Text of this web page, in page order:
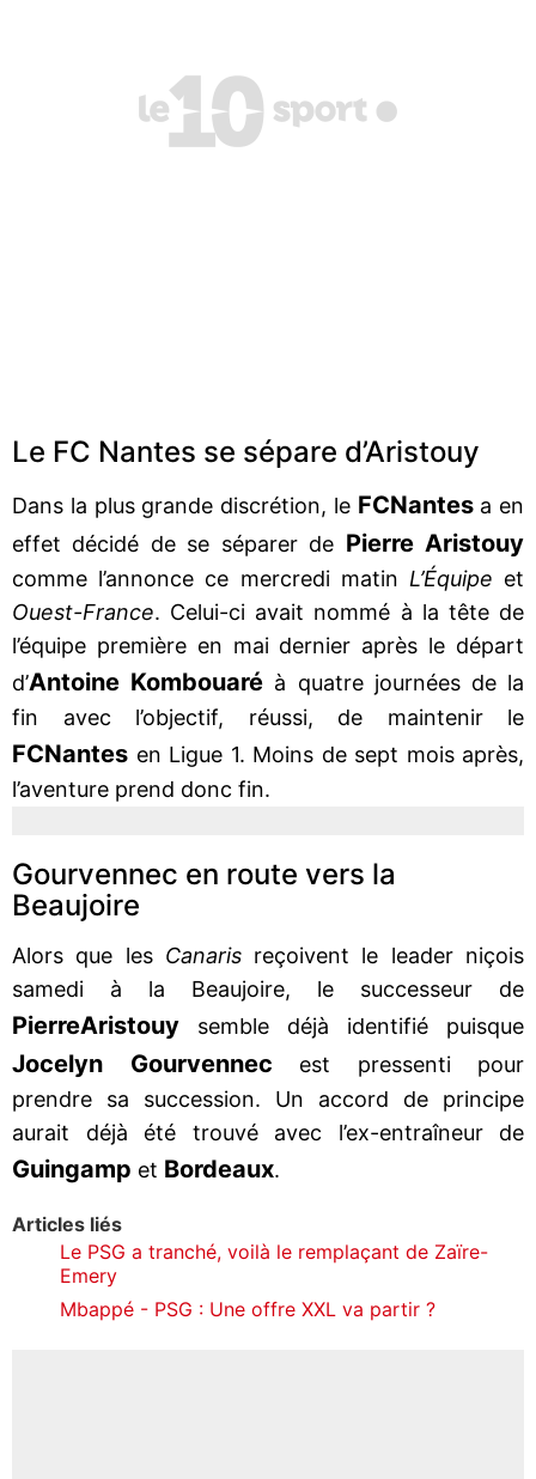
Le FC Nantes se sépare d’Aristouy
Dans la plus grande discrétion, le FCNantesa en
effet décidé de se séparer de Pierre Aristouy
comme l’annonce ce mercredi matin L’Équipe et
Ouest-France. Celui-ci avait nommé à la tête de
l’équipe première en mai dernier après le départ
d’Antoine Kombouaré à quatre journées de la
fin avec l’objectif, réussi, de maintenir le
FCNantes en Ligue 1. Moins de sept mois après,
l’aventure prend donc fin.
Gourvennec en route vers la
Beaujoire
Alors que les Canarisreçoivent le leader niçois
samedi à la Beaujoire, le successeur de
PierreAristouy semble déjà identifié puisque
Jocelyn Gourvennec est pressenti pour
prendre sa succession. Un accord de principe
aurait déjà été trouvé avec l’ex-entraîneur de
Guingamp et Bordeaux.
Articles liés
Le PSG a tranché, voilà le remplaçant de Zaïre-
Emery
Mbappé - PSG : Une offre XXL va partir ?